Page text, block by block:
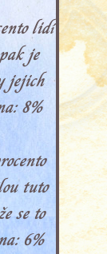
lidí
je
jejich
8%
tuto
se to
6%